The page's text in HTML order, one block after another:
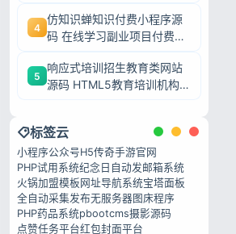
4
仿知识蝉知识付费小程序源
码 在线学习副业项目付费系
5
响应式培训招生教育类网站
源码 HTML5教育培训机构
标签云
小程序公众号H5传奇手游官网
PHP试用系统纪念日自动发邮箱系统
火锅加盟模板 网址导航系统宝塔面板
全自动采集发布无服务器图床程序
PHP药品系统pbootcms摄影源码
点赞任务平台红包封面平台